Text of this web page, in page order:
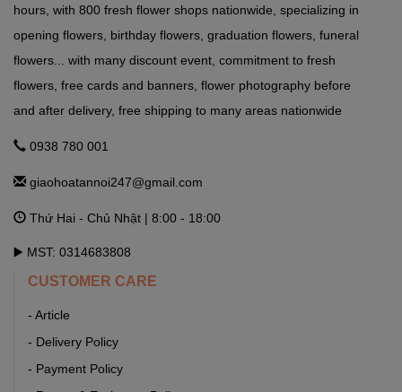
hours, with 800 fresh flower shops nationwide, specializing in
opening flowers, birthday flowers, graduation flowers, funeral
flowers... with many discount event, commitment to fresh
flowers, free cards and banners, flower photography before
and after delivery, free shipping to many areas nationwide
0938 780 001
giaohoatannoi247@gmail.com
Thứ Hai - Chủ Nhật | 8:00 - 18:00
▶️ MST: 0314683808
CUSTOMER CARE
- Article
- Delivery Policy
- Payment Policy
Tỉnh Lộ 84, TT. Liên Quan, Thạch Thất, Hà Nội Hà Nội
GHTN247_SHOP HOA THANH OAI
Số 7 Dốc Mọc - Cao Dương - Thanh Oai - Hà Nội Hà Nội
Hà Nội
11 Quang Trung, thị trấn Vân Đình - Ứng Hòa - Hà Nội Hà Nội